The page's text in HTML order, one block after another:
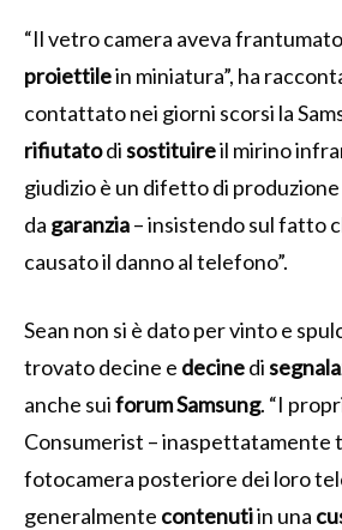
“Il vetro camera aveva
proiettilein miniatura”, ha
contattato nei giorni scorsi la
rifiutatodisostituireil mirino
giudizio è un difetto di
da garanzia– insistendo sul fatto
causato il danno al telefono”.
Sean non si è dato per vinto e
trovato decine e decinedi
anche suiforum Samsung. “I
Consumerist – inaspettatamente
fotocamera posteriore dei loro
generalmente contenutiin una